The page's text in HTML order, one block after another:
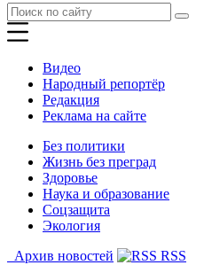
Видео
Народный репортёр
Редакция
Реклама на сайте
Без политики
Жизнь без преград
Здоровье
Наука и образование
Соцзащита
Экология
Архив новостей
RSS